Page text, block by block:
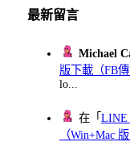
最新留言
Michael
版下載（FB傳
lo...
在「LINE
（Win+Mac 版